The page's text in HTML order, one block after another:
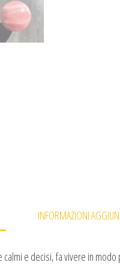
INFORMAZIONI
calmi e decisi, fa vivere in